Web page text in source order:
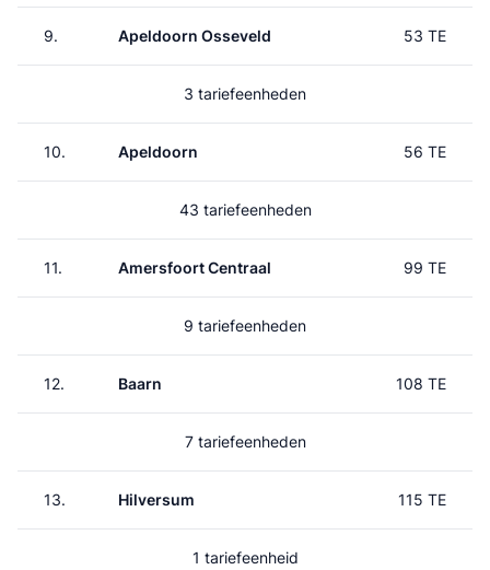
9. Apeldoorn Osseveld 53 TE
3 tariefeenheden
10. Apeldoorn 56 TE
43 tariefeenheden
11. Amersfoort Centraal 99 TE
9 tariefeenheden
12. Baarn 108 TE
7 tariefeenheden
13. Hilversum 115 TE
1 tariefeenheid